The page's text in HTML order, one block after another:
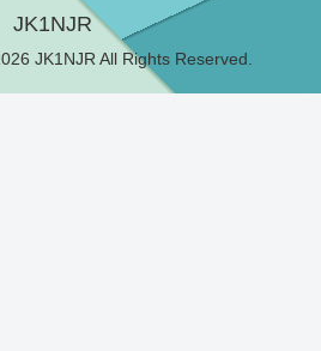
JK1NJR
JK1NJR All Rights Reserved.